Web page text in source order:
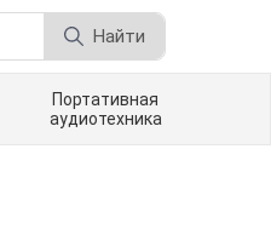
Найти
Портативная
аудиотехника